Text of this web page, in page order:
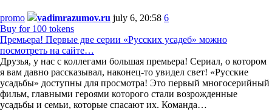
promo vadimrazumov.ru july 6, 20:58 6
Buy for 100 tokens
Премьера! Первые две серии «Русских усадеб» можно
посмотреть на сайте…
Друзья, у нас с коллегами большая премьера! Сериал, о котором
я вам давно рассказывал, наконец-то увидел свет! «Русские
усадьбы» доступны для просмотра! Это первый многосерийный
фильм, главными героями которого стали возрожденные
усадьбы и семьи, которые спасают их. Команда…